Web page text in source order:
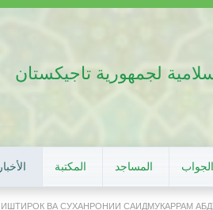
لجمهورية تاجيكستان
الأخبار المكتبة المساجد
ИШТИРОК ВА СУХАНРОНИИ САИДМУКАРРАМ